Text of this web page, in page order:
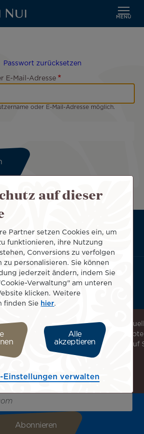
MENÜ
Passwort zurücksetzen
E-Mail-Adresse
oder E-Mail-Adresse möglich.
Tahiti Nui herunterladen
unseren Newsletter an, um die
zu erhalten!
verschiedenen Sonderangebote und
entdecken Sie unsere
oder Ihre Region aus, um ein
So erhalten Sie Zugang zu
und Serviceleistungen, die speziell auf
zugeschnitten sind.
auf dieser
Partner setzen Cookies ein, um
funktionieren, ihre Nutzung
Conversions zu verfolgen
zu personalisieren. Sie können
jederzeit ändern, indem Sie
Verwaltung" am unteren
klicken. Weitere
finden Sie hier.
Alle
akzeptieren
Einstellungen verwalten